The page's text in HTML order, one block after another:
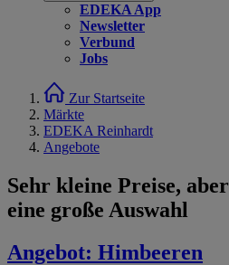
EDEKA App
Newsletter
Verbund
Jobs
Zur Startseite
Märkte
EDEKA Reinhardt
Angebote
Sehr kleine Preise, aber
eine große Auswahl
Angebot: Himbeeren